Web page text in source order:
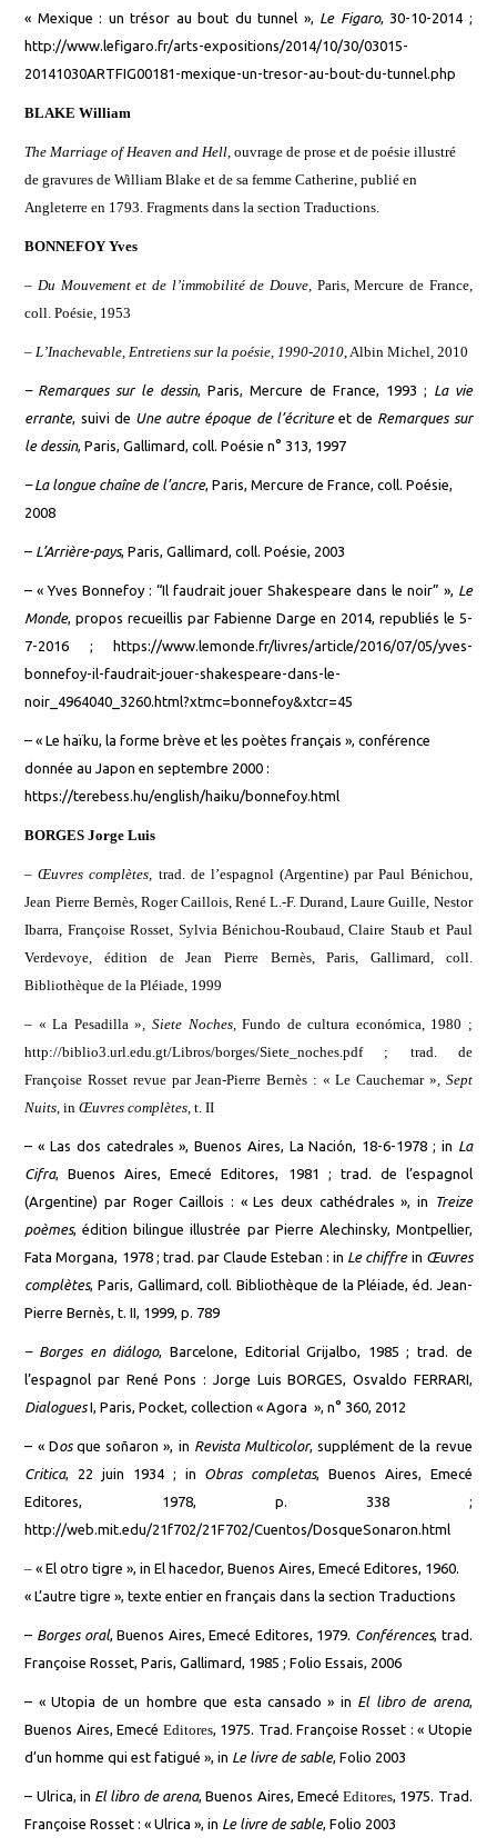
« Mexique : un trésor au bout du tunnel », Le Figaro, 30-10-2014 ;
http://www.lefigaro.fr/arts-expositions/2014/10/30/03015-
20141030ARTFIG00181-mexique-un-tresor-au-bout-du-tunnel.php
BLAKE William
The Marriage of Heaven and Hell,ouvragede proseet de poésieillustré
degravures de William Blake et de sa femme Catherine, publié en
Angleterre en 1793.Fragments dans la section Traductions.
BONNEFOY Yves
–Du Mouvement et de l’immobilité de Douve, Paris, Mercure de France,
coll. Poésie, 1953
–L’Inachevable, Entretiens sur la poésie, 1990-2010, Albin Michel,2010
– Remarques sur le dessin, Paris, Mercure de France, 1993 ; La vie
errante, suivi de Une autre époque de l’écritureet de Remarques sur
le dessin, Paris, Gallimard, coll. Poésie n° 313, 1997
–La longue chaîne de l’ancre, Paris, Mercure de France, coll. Poésie,
2008
– L’Arrière-pays, Paris, Gallimard, coll. Poésie, 2003
–« Yves Bonnefoy : “Il faudrait jouer Shakespeare dans le noir” », Le
Monde, propos recueillis par Fabienne Darge en 2014, republiés le 5-
7-2016 ;
https://www.lemonde.fr/livres/article/2016/07/05/yves-
bonnefoy-il-faudrait-jouer-shakespeare-dans-le-
noir_4964040_3260.html?xtmc=bonnefoy&xtcr=45
–« Le haïku, la forme brève et les poètes français », conférence
donnée au Japon en septembre 2000 :
https://terebess.hu/english/haiku/bonnefoy.html
BORGES Jorge Luis
–Œuvres complètes, trad. de l’espagnol (Argentine) par Paul Bénichou,
Jean Pierre Bernès, Roger Caillois, René L.-F. Durand, Laure Guille, Nestor
Ibarra, Françoise Rosset, Sylvia Bénichou-Roubaud, Claire Staub et Paul
Verdevoye, édition de Jean Pierre Bernès,Paris, Gallimard, coll.
Bibliothèque de la Pléiade, 1999
– «La Pesadilla », Siete Noches,Fundo de cultura económica, 1980 ;
http://biblio3.url.edu.gt/Libros/borges/Siete_noches.pdf
; trad.de
Françoise Rosset revue par Jean-Pierre Bernès : « Le Cauchemar », Sept
Nuits, inŒuvres complètes, t. II
– « Las dos catedrales », Buenos Aires, La Nación, 18-6-1978 ; in La
Cifra, Buenos Aires, Emecé Editores, 1981 ; trad. de l’espagnol
(Argentine) par Roger Caillois : « Les deux cathédrales », in
Treize
poèmes, édition bilingue illustrée par Pierre Alechinsky, Montpellier,
Fata Morgana, 1978 ; trad. par Claude Esteban :in Le chiffrein Œuvres
complètes, Paris, Gallimard, coll. Bibliothèque de la Pléiade, éd. Jean-
Pierre Bernès, t. II, 1999, p. 789
– Borges en diálogo, Barcelone, Editorial Grijalbo, 1985 ; trad. de
l’espagnol par René Pons : Jorge Luis BORGES, Osvaldo FERRARI,
DialoguesI, Paris, Pocket, collection « Agora », n° 360, 2012
– « Dosque soñaron », in Revista Multicolor, supplément de la revue
Critica, 22 juin 1934 ; in Obras completas, Buenos Aires, Emecé
Editores, 1978, p. 338 ;
http://web.mit.edu/21f702/21F702/Cuentos/DosqueSonaron.html
–« El otro tigre », in El hacedor, Buenos Aires, Emecé Editores, 1960.
« L’autre tigre », texte entier en français dans la section Traductions
– Borges oral, Buenos Aires, Emecé Editores, 1979. Conférences, trad.
Françoise Rosset, Paris, Gallimard, 1985 ; Folio Essais, 2006
– « Utopia de un hombre que esta cansado » in El libro de arena,
Buenos Aires, Emecé Editores, 1975. Trad. Françoise Rosset : « Utopie
d’un homme qui est fatigué », in Le livre de sable, Folio 2003
– Ulrica, in El libro de arena, Buenos Aires, EmecéEditores, 1975. Trad.
Françoise Rosset : « Ulrica », in Le livre de sable, Folio 2003